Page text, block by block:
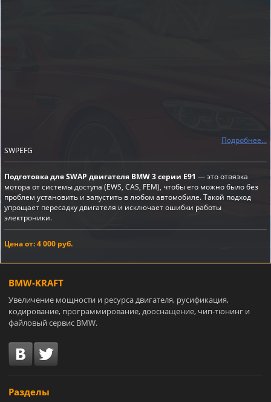
Подробнее...
SWPEFG
Подготовка для SWAP двигателя BMW 3 серии E91 — это отвязка
мотора от системы доступа (EWS, CAS, FEM), чтобы его можно было без
проблем установить и запустить в любом автомобиле. Такой подход
упрощает пересадку двигателя и исключает ошибки работы
электроники.
Цена от: 4 000 руб.
BMW-KRAFT
Увеличение мощности и ресурса двигателя, русификация,
кодирование, программирование, дооснащение, чип-тюнинг и
файловый сервис BMW.
Разделы